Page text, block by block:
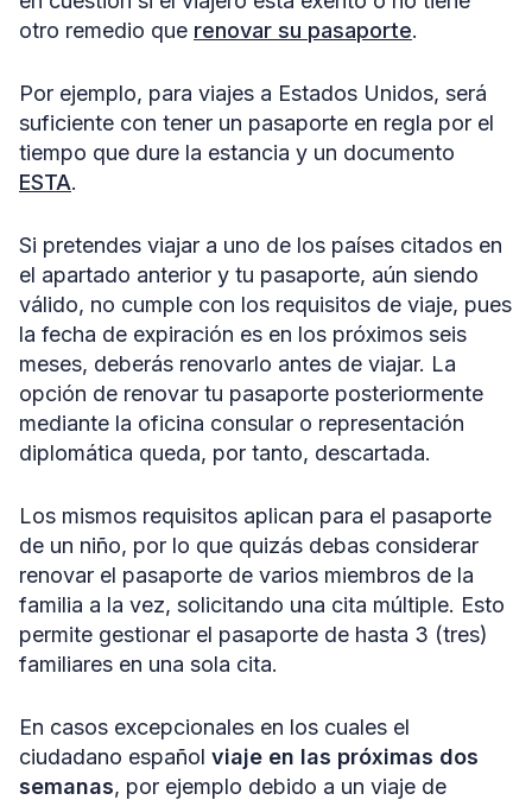
otro remedio que renovar su pasaporte.
Por ejemplo, para viajes a Estados Unidos, será
suficiente con tener un pasaporte en regla por el
tiempo que dure la estancia y un documento
ESTA.
Si pretendes viajar a uno de los países citados en
el apartado anterior y tu pasaporte, aún siendo
válido, no cumple con los requisitos de viaje, pues
la fecha de expiración es en los próximos seis
meses, deberás renovarlo antes de viajar. La
opción de renovar tu pasaporte posteriormente
mediante la oficina consular o representación
diplomática queda, por tanto, descartada.
Los mismos requisitos aplican para el pasaporte
de un niño, por lo que quizás debas considerar
renovar el pasaporte de varios miembros de la
familia a la vez, solicitando una cita múltiple. Esto
permite gestionar el pasaporte de hasta 3 (tres)
familiares en una sola cita.
En casos excepcionales en los cuales el
ciudadano español viaje en las próximas dos
semanas, por ejemplo debido a un viaje de